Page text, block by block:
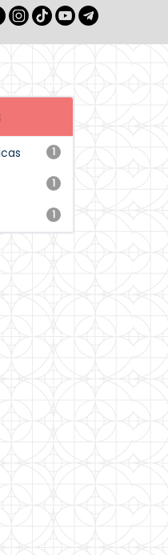
1
1
1